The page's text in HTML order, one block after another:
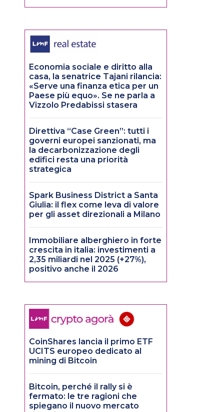
Economia sociale e diritto alla
casa, la senatrice Tajani rilancia:
«Serve una finanza etica per un
Paese più equo». Se ne parla a
Vizzolo Predabissi stasera
Direttiva “Case Green”: tutti i
governi europei sanzionati, ma
la decarbonizzazione degli
edifici resta una priorità
strategica
Spark Business District a Santa
Giulia: il flex come leva di valore
per gli asset direzionali a Milano
Immobiliare alberghiero in forte
crescita in italia: investimenti a
2,35 miliardi nel 2025 (+27%),
positivo anche il 2026
CoinShares lancia il primo ETF
UCITS europeo dedicato al
mining di Bitcoin
Bitcoin, perché il rally si è
fermato: le tre ragioni che
spiegano il nuovo mercato